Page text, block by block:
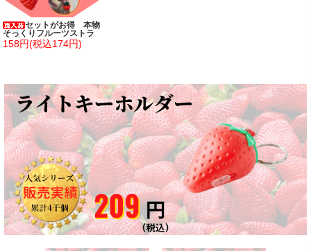
セットがお得 本物
そっくりフルーツストラ
ップ ストロベリー型
単価１３８円～
158円(税込174円)